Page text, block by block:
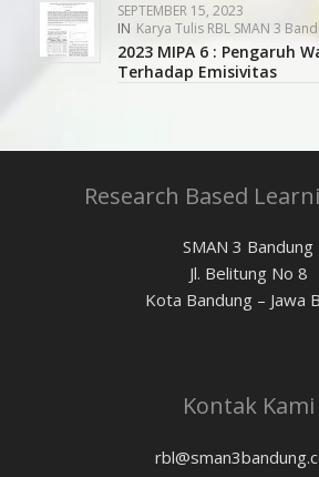
SEPTEMBER 15, 2023
IN Karya Tulis RBL SMAN 3
2023 MIPA 6 : Pengaruh
Terhadap Emisivitas
Research Based
SMAN 3 Bandung
Jl. Belitung No 8
Kota Bandung – Jawa
Kontak Kami